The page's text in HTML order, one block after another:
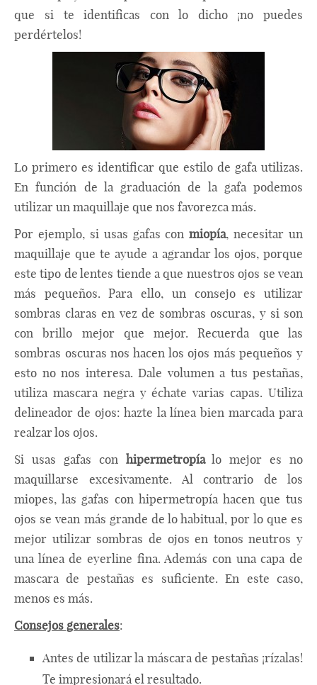
que si te identificas con lo dicho ¡no puedes
perdértelos!
Lo primero es identificar que estilo de gafa utilizas.
En función de la graduación de la gafa podemos
utilizar un maquillaje que nos favorezca más.
Por ejemplo, si usas gafas conmiopía, necesitar un
maquillaje que te ayude a agrandar los ojos, porque
este tipo de lentes tiende a que nuestros ojos se vean
más pequeños. Para ello, un consejo es utilizar
sombras claras en vez de sombras oscuras, y si son
con brillo mejor que mejor. Recuerda que las
sombras oscuras nos hacen los ojos más pequeños y
esto no nos interesa. Dale volumen a tus pestañas,
utiliza mascara negra y échate varias capas. Utiliza
delineador de ojos: hazte la línea bien marcada para
realzar los ojos.
Si usas gafas con hipermetropíalo mejor es no
maquillarse excesivamente. Al contrario de los
miopes, las gafas con hipermetropía hacen que tus
ojos se vean más grande de lo habitual, por lo que es
mejor utilizar sombras de ojos en tonos neutros y
una línea de eyerline fina. Además con una capa de
mascara de pestañas es suficiente. En este caso,
menos es más.
Consejos generales:
Antes de utilizar la máscara de pestañas ¡rízalas!
Te impresionará el resultado.